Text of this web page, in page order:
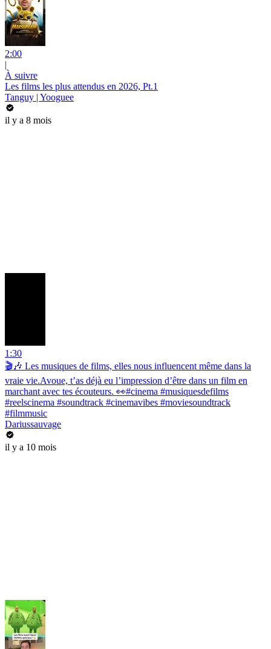
2:00
|
À suivre
Les films les plus attendus en 2026, Pt.1
Tanguy | Yooguee
il y a 8 mois
1:30
🎬🎶 Les musiques de films, elles nous influencent même dans la
vraie vie.Avoue, t’as déjà eu l’impression d’être dans un film en
marchant avec tes écouteurs. 👀#cinema #musiquesdefilms
#reelscinema #soundtrack #cinemavibes #moviesoundtrack
#filmmusic
Dariussauvage
il y a 10 mois